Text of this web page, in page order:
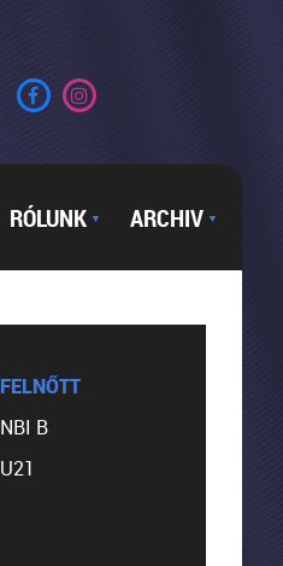
RÓLUNK ▼ ARCHIV ▼
FELNŐTT
NBI B
U21